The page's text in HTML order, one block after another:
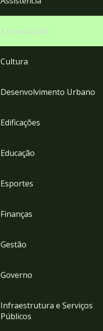
Comunicação
Cultura
Desenvolvimento Urbano
Edificações
Educação
Esportes
Finanças
Gestão
Governo
Infraestrutura e Serviços
Públicos